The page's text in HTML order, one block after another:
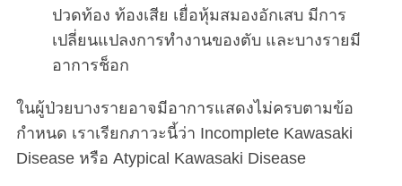
ปวดท้อง ท้องเสีย เยื่อหุ้มสมองอักเสบ มีการ
เปลี่ยนแปลงการทำงานของตับ และบางรายมี
อาการช็อก
ในผู้ป่วยบางรายอาจมีอาการแสดงไม่ครบตามข้อ
กำหนด เราเรียกภาวะนี้ว่า Incomplete Kawasaki
Disease หรือ Atypical Kawasaki Disease